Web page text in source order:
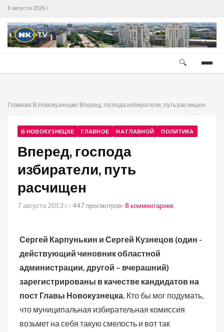
8 августа 2026 г.
🔍
Главная/В Новокузнецке/Вперед, господа избиратели, путь расчищен
В НОВОКУЗНЕЦКЕ ГЛАВНОЕ НА ГЛАВНОЙ ПОЛИТИКА
Вперед, господа
избиратели, путь
расчищен
7 августа 2013 г.· 447 просмотров· 8 комментариев
Сергей Карпунькин и Сергей Кузнецов (один -
действующий чиновник областной
администрации, другой – вчерашний)
зарегистрированы в качестве кандидатов на
пост Главы Новокузнецка. Кто бы мог подумать,
что муниципальная избирательная комиссия
возьмет на себя такую смелость и вот так